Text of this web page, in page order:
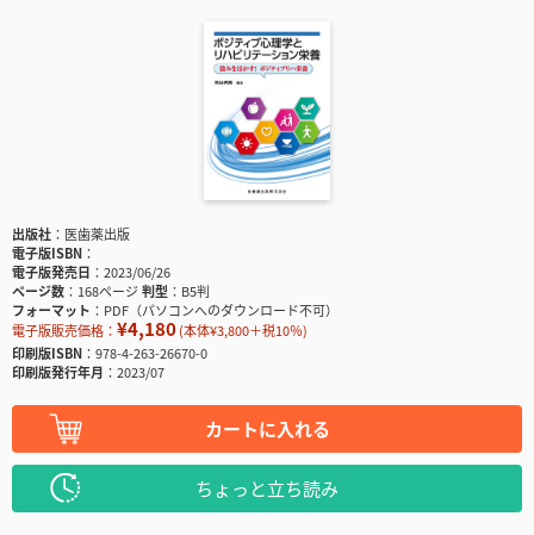
出版社
医歯薬出版
電子版ISBN
電子版発売日
2023/06/26
ページ数
168ページ判型
B5判
フォーマット
PDF（パソコンへのダウンロード不可）
電子版販売価格： ¥4,180(本体¥3,800＋税10％)
印刷版ISBN
978-4-263-26670-0
印刷版発行年月
2023/07
カートに入れる
ちょっと立ち読み